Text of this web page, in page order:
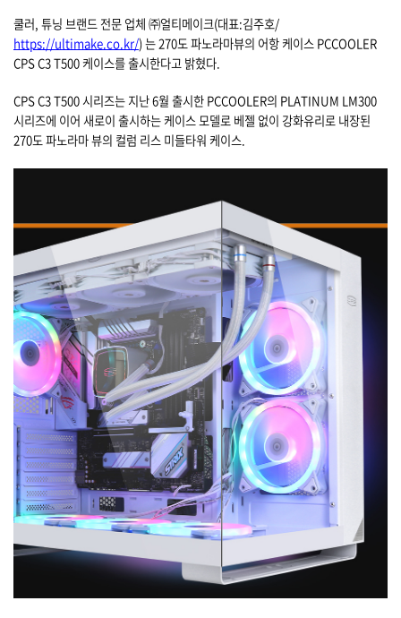
쿨러, 튜닝 브랜드 전문 업체 ㈜얼티메이크(대표:김주호/
https://ultimake.co.kr/) 는 270도 파노라마뷰의 어항 케이스 PCCOOLER
CPS C3 T500 케이스를 출시한다고 밝혔다.
CPS C3 T500 시리즈는 지난 6월 출시한 PCCOOLER의 PLATINUM LM300
시리즈에 이어 새로이 출시하는 케이스 모델로 베젤 없이 강화유리로 내장된
270도 파노라마 뷰의 컬럼 리스 미들타워 케이스.